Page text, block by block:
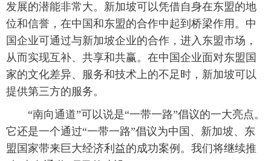
发展的潜能非常大。新加坡可以凭借自身在东盟的地
位和信誉，在中国和东盟的合作中起到桥梁作用。中
国企业可通过与新加坡企业的合作，进入东盟市场，
从而实现互补、共享和共赢。在中国企业面对东盟国
家的文化差异、服务和技术上的不足时，新加坡可以
提供第三方的服务。
“南向通道”可以说是“一带一路”倡议的一大亮点。
它还是一个通过“一带一路”倡议为中国、新加坡、东
盟国家带来巨大经济利益的成功案例。我们将继续推